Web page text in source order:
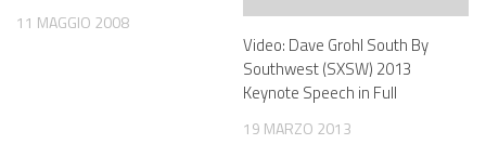
11 MAGGIO 2008
Video: Dave Grohl South By
Southwest (SXSW) 2013
Keynote Speech in Full
19 MARZO 2013